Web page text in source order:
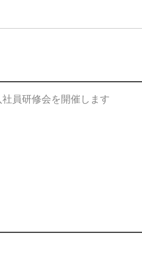
員研修会を開催します